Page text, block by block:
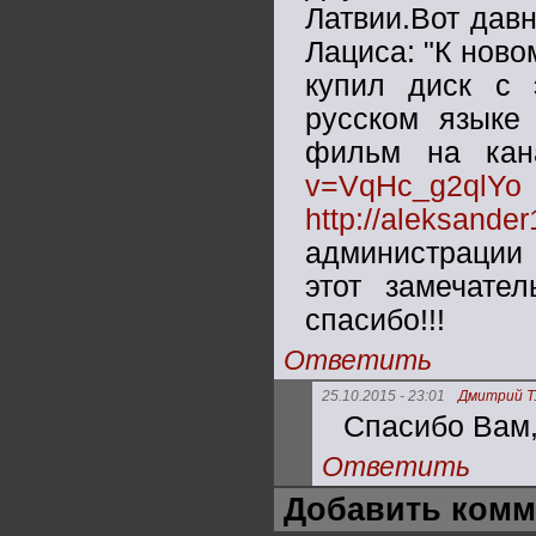
Латвии.Вот
Лациса: "К
купил диск с
русском языке
фильм на
v=VqHc_g2qlYo
http://
этот
спасибо!!!
Ответить
25.10.2015 - 23:01 Дмитрий Т.
Спасибо
Ответить
Добавить